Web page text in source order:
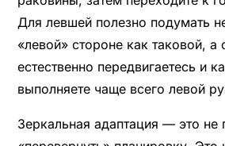
Для левшей полезно подумать
«левой» стороне как таковой, а
естественно передвигаетесь и
выполняете чаще всего левой
Зеркальная адаптация — это не